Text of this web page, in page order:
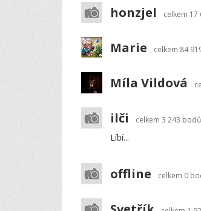
honzjel celkem 17
Marie celkem 84
Míla Vildová
ilči celkem 3 243 bodů
Líbí...
offline celkem 0